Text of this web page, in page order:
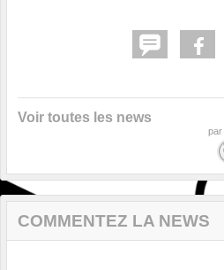
Voir toutes les news
par
COMMENTEZ LA NEWS